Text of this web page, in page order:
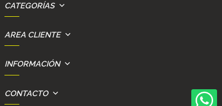
CATEGORÍAS
AREA CLIENTE
INFORMACIÓN
CONTACTO